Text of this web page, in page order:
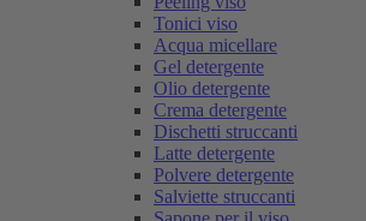
Tonici viso
Acqua micellare
Gel detergente
Olio detergente
Crema detergente
Dischetti struccanti
Latte detergente
Polvere detergente
Salviette struccanti